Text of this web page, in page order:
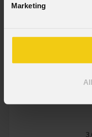
Marketing
IP65 (fronte) - IP54